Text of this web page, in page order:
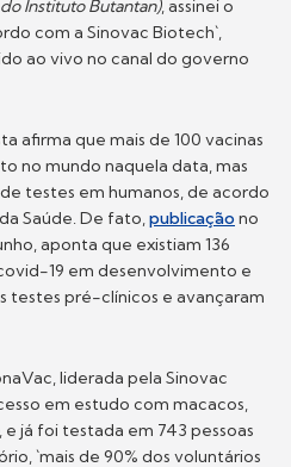
Instituto Butantan), assinei o
com a Sinovac Biotech`,
ao vivo no canal do governo
afirma que mais de 100 vacinas
no mundo naquela data, mas
testes em humanos, de acordo
Saúde. De fato, publicação no
aponta que existiam 136
19 em desenvolvimento e
testes pré-clínicos e avançaram
liderada pela Sinovac
em estudo com macacos,
, e já foi testada em 743 pessoas
`mais de 90% dos voluntários